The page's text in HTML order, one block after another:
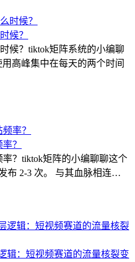
候？
候？tiktok矩阵系统的小编聊
高峰集中在每天的两个时间
？
率？tiktok矩阵的小编聊聊这个
布 2-3 次。 与其血脉相连…
辑：短视频赛道的流量核裂变